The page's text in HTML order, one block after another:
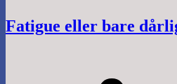
Fatigue eller bare